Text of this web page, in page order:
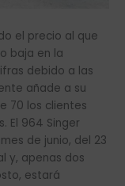
el precio al que
baja en la
debido a las
añade a su
70 los clientes
El 964 Singer
de junio, del 23
y, apenas dos
estará